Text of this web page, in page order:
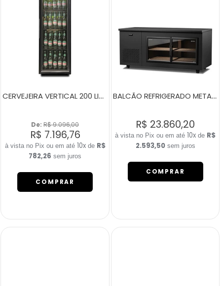
CERVEJEIRA VERTICAL 200 LITROS CV200 PORTA DIREITA
De: R$ 9.096,00
R$ 7.196,76
10xde R$
782,26 sem juros
COMPRAR
BALCÃO REFRIGERADO METALIC HOME PRETO 2 PORTAS DE VIDRO E LED
R$ 23.860,20
10x de R$
2.593,50sem juros
COMPRAR